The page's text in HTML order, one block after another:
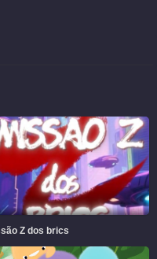
Z dos brics